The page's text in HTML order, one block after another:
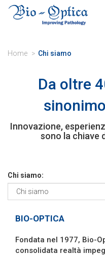
Home Chi siamo
Da oltre
Innovazione,
sono la chiave
Chi siamo:
BIO-OPTICA
Fondata nel 1977, Bio-
consolidata realtà